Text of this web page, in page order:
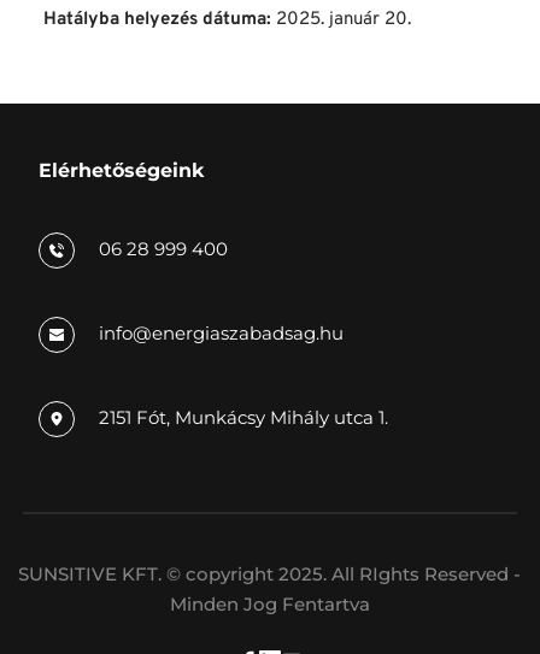
Hatályba helyezés dátuma: 2025. január 20.
Elérhetőségeink
06 28 999 400
info@energiaszabadsag.hu
2151 Fót, Munkácsy Mihály utca 1.
SUNSITIVE KFT. © copyright 2025. All RIghts Reserved -
Minden Jog Fentartva